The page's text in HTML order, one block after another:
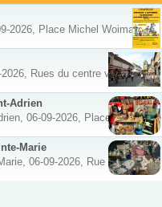
2026, Place Michel Woimant
Rues du centre ville
Adrien
06-09-2026, Place de l'Eglise
Marie
06-09-2026, Rue du moulin